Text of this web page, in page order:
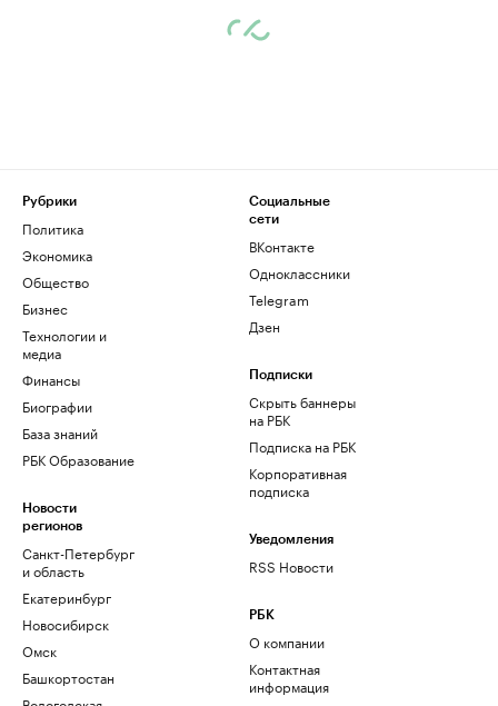
Рубрики
Политика
Экономика
Общество
Бизнес
Технологии и
медиа
Финансы
Биографии
База знаний
РБК Образование
Новости
регионов
Санкт-Петербург
и область
Екатеринбург
Новосибирск
Омск
Башкортостан
Социальные
сети
ВКонтакте
Одноклассники
Telegram
Дзен
Подписки
Скрыть баннеры
на РБК
Подписка на РБК
Корпоративная
подписка
Уведомления
RSS Новости
РБК
О компании
Контактная
информация